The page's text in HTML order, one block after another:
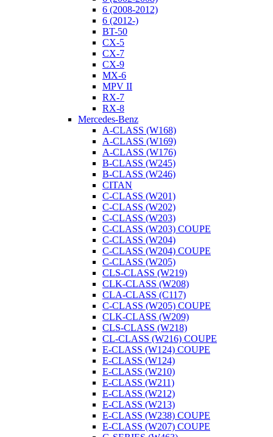
6 (2008-2012)
6 (2012-)
BT-50
CX-5
CX-7
CX-9
MX-6
MPV II
RX-7
RX-8
Mercedes-Benz
A-CLASS (W168)
A-CLASS (W169)
A-CLASS (W176)
B-CLASS (W245)
B-CLASS (W246)
CITAN
C-CLASS (W201)
C-CLASS (W202)
C-CLASS (W203)
C-CLASS (W203) COUPE
C-CLASS (W204)
C-CLASS (W204) COUPE
C-CLASS (W205)
CLS-CLASS (W219)
CLK-CLASS (W208)
CLA-CLASS (C117)
C-CLASS (W205) COUPE
CLK-CLASS (W209)
CLS-CLASS (W218)
CL-CLASS (W216) COUPE
E-CLASS (W124) СOUPE
E-CLASS (W124)
E-CLASS (W210)
E-CLASS (W211)
E-CLASS (W212)
E-CLASS (W213)
E-CLASS (W238) COUPE
E-CLASS (W207) COUPE